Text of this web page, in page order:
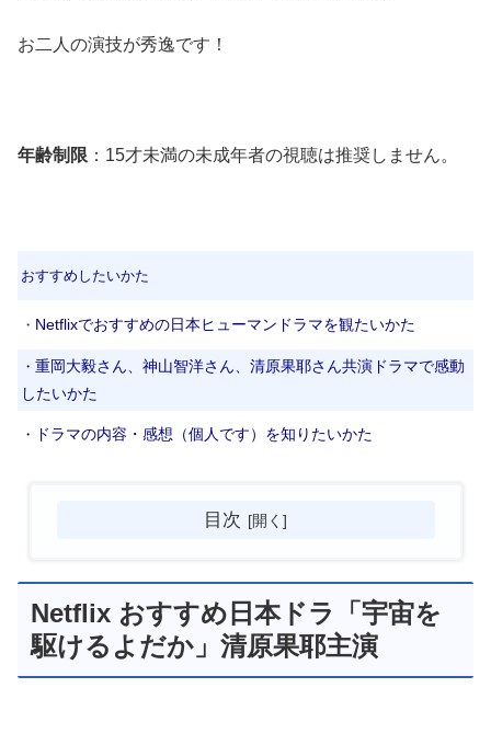
お二人の演技が秀逸です！
年齢制限 ：15才未満の未成年者の視聴は推奨しません。
おすすめしたいかた
・ Netflixでおすすめの日本ヒューマンドラマを観たいかた
・ 重岡大毅さん、神山智洋さん、清原果耶さん共演ドラマで感動
したいかた
・ ドラマの内容・感想（個人です）を知りたいかた
目次
Netflix おすすめ日本ドラ「宇宙を
駆けるよだか」清原果耶主演